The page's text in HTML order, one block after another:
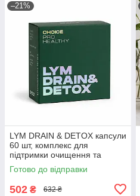
–21%
LYM DRAIN & DETOX капсули
60 шт, комплекс для
підтримки очищення та
обміну речовин, Чойс
Готово до відправки
502 ₴ 632 ₴